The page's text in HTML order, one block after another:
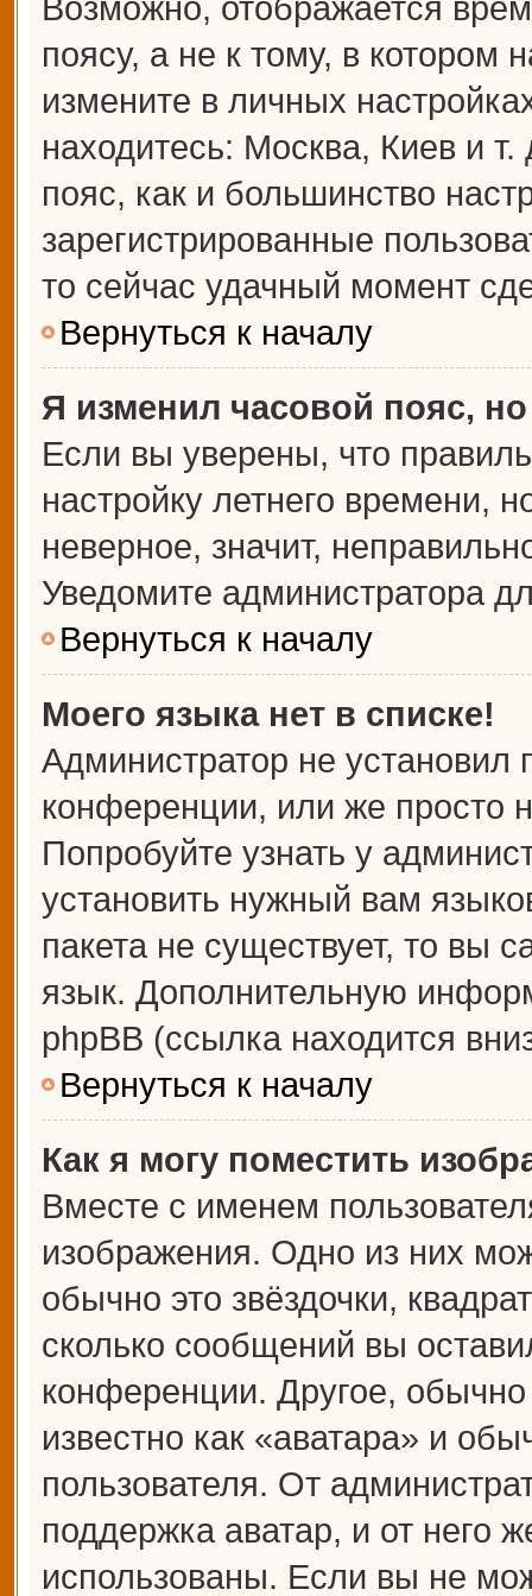
поясу, а не к тому, в котором
измените в личных
находитесь: Москва, Киев и
пояс, как и большинство
зарегистрированные
то сейчас удачный момент
Вернуться к началу
Я изменил часовой пояс,
Если вы уверены, что
настройку летнего времени,
неверное, значит,
Уведомите администратора
Вернуться к началу
Моего языка нет в списке!
Администратор не установил
конференции, или же просто
Попробуйте узнать у
установить нужный вам
пакета не существует, то вы
язык. Дополнительную
phpBB (ссылка находится
Вернуться к началу
Как я могу поместить
Вместе с именем
изображения. Одно из них
обычно это звёздочки,
сколько сообщений вы
конференции. Другое,
известно как «аватара» и
пользователя. От
поддержка аватар, и от него
использованы. Если вы не